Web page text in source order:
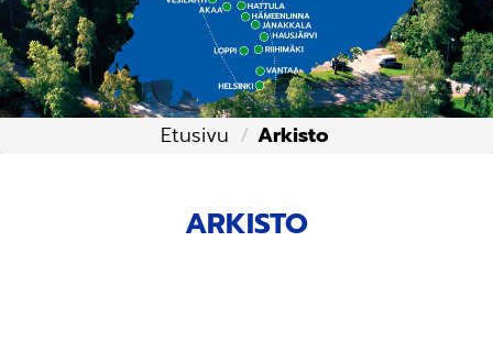
ARKISTO
Etusivu Arkisto